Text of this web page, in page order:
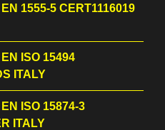
1555-5 CERT1116019
ISO 15494
ITALY
ISO 15874-3
ITALY